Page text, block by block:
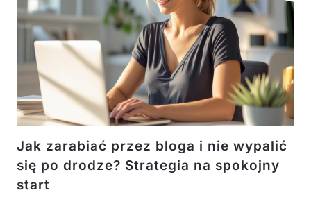
Jak zarabiać przez bloga i nie wypalić
się po drodze? Strategia na spokojny
start